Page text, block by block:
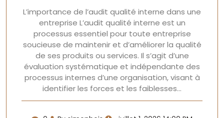
L’importance de l’audit qualité interne dans une
entreprise L’audit qualité interne est un
processus essentiel pour toute entreprise
soucieuse de maintenir et d’améliorer la qualité
de ses produits ou services. Il s’agit d’une
évaluation systématique et indépendante des
processus internes d’une organisation, visant à
identifier les forces et les faiblesses…